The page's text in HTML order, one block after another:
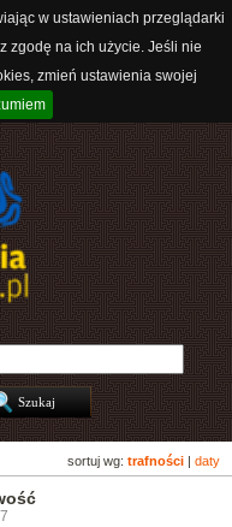
w ustawieniach przeglądarki
zgodę na ich użycie. Jeśli nie
zmień ustawienia swojej
sortuj wg: trafności daty